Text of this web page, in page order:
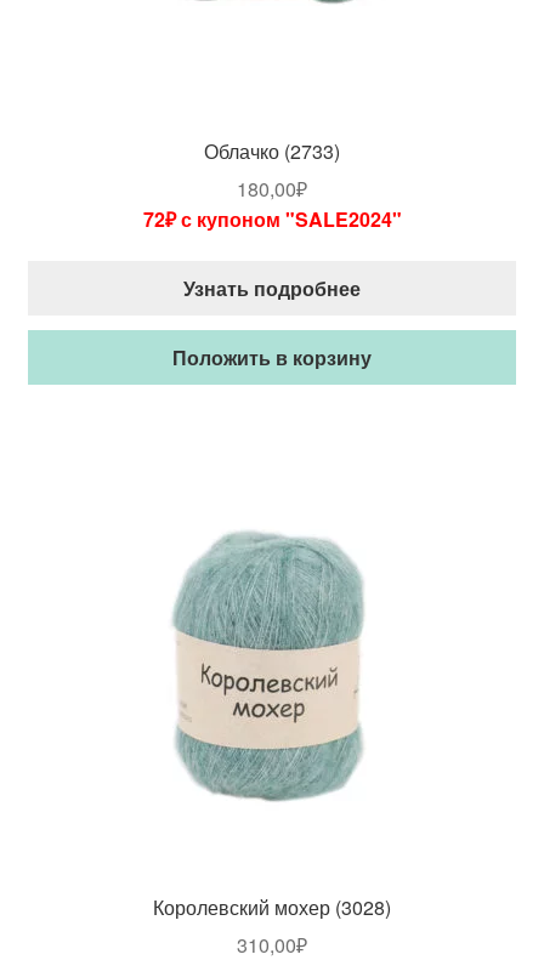
Облачко (2733)
180,00₽
72₽ с купоном "SALE2024"
Узнать подробнее
Положить в корзину
Королевский мохер (3028)
310,00₽